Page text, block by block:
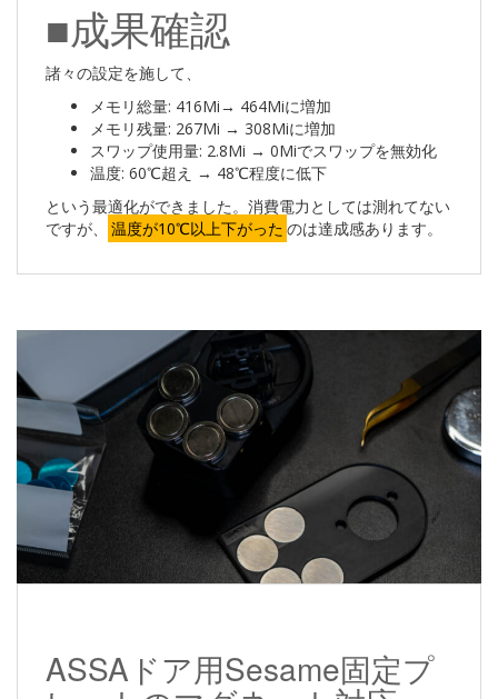
■成果確認
諸々の設定を施して、
メモリ総量: 416Mi→ 464Miに増加
メモリ残量: 267Mi → 308Miに増加
スワップ使用量: 2.8Mi → 0Miでスワップを無効化
温度: 60℃超え → 48℃程度に低下
という最適化ができました。消費電力としては測れてない
ですが、
温度が10℃以上下がった のは達成感あります。
ASSAドア用Sesame固定プ